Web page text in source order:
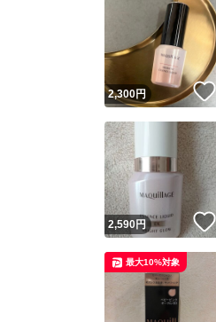
2,300円
2,590円
最大10%対象